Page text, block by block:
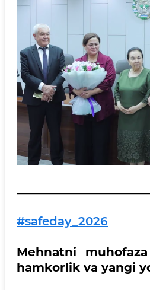
#safeday_2026
Mehnatni
hamkorlik va yangi